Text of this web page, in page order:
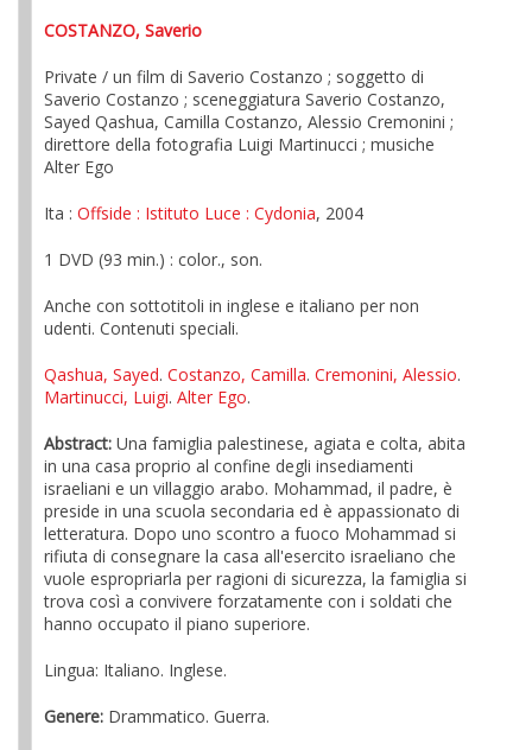
COSTANZO, Saverio
Private / un film di Saverio Costanzo ; soggetto di
Saverio Costanzo ; sceneggiatura Saverio Costanzo,
Sayed Qashua, Camilla Costanzo, Alessio Cremonini ;
direttore della fotografia Luigi Martinucci ; musiche
Alter Ego
Ita : Offside : Istituto Luce : Cydonia, 2004
1 DVD (93 min.) : color., son.
Anche con sottotitoli in inglese e italiano per non
udenti. Contenuti speciali.
Qashua, Sayed. Costanzo, Camilla. Cremonini, Alessio.
Martinucci, Luigi. Alter Ego.
Abstract: Una famiglia palestinese, agiata e colta, abita
in una casa proprio al confine degli insediamenti
israeliani e un villaggio arabo. Mohammad, il padre, è
preside in una scuola secondaria ed è appassionato di
letteratura. Dopo uno scontro a fuoco Mohammad si
rifiuta di consegnare la casa all'esercito israeliano che
vuole espropriarla per ragioni di sicurezza, la famiglia si
trova così a convivere forzatamente con i soldati che
hanno occupato il piano superiore.
Lingua: Italiano. Inglese.
Genere: Drammatico. Guerra.